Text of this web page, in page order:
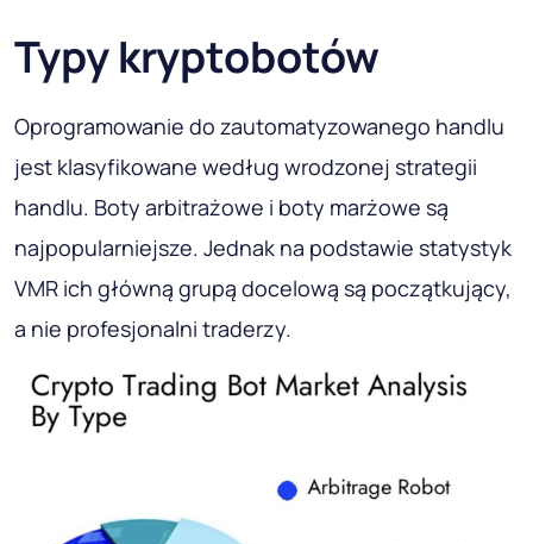
Typy kryptobotów
Oprogramowanie do zautomatyzowanego handlu
jest klasyfikowane według wrodzonej strategii
handlu. Boty arbitrażowe i boty marżowe są
najpopularniejsze. Jednak na podstawie statystyk
VMR ich główną grupą docelową są początkujący,
a nie profesjonalni traderzy.